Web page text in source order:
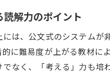
解力のポイント
は、公文式のシステムが
的に難易度が上がる教材
なく、「考える」力も培